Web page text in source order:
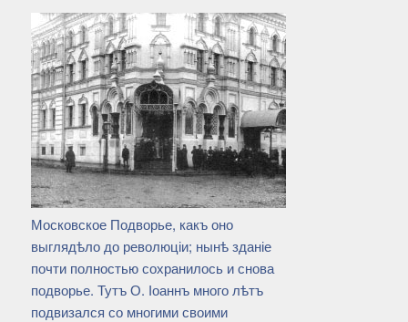
Московское Подворье, какъ оно
выглядѣло до революціи; нынѣ зданіе
почти полностью сохранилось и снова
подворье. Тутъ О. Іоаннъ много лѣтъ
подвизался со многими своими